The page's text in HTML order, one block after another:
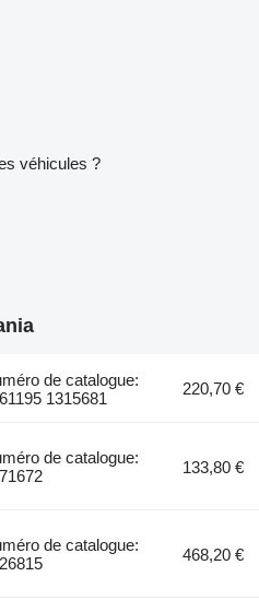
véhicules ?
de catalogue:
1315681
220,70 €
de catalogue:
133,80 €
de catalogue:
468,20 €